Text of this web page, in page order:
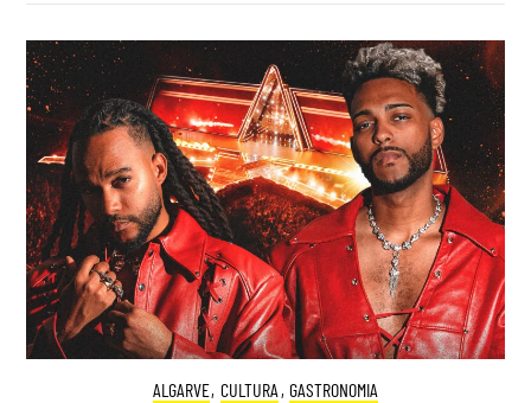
ALGARVE, CULTURA , GASTRONOMIA